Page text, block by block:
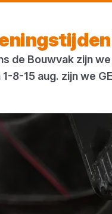
Merken Blogs
de Bouwvak zijn
1-8-15 aug. zijn we